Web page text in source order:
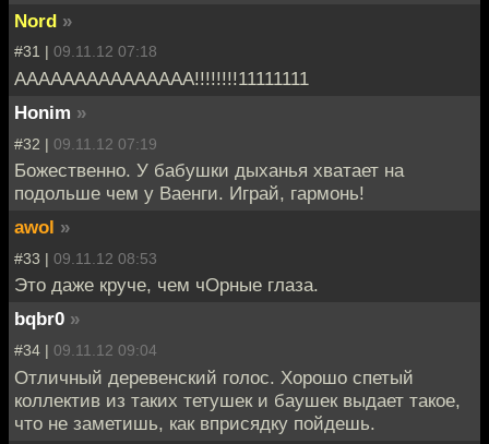
Nord »
#31 | 09.11.12 07:18
ААААААААААААААА!!!!!!!!11111111
Honim »
#32 | 09.11.12 07:19
Божественно. У бабушки дыханья хватает на
подольше чем у Ваенги. Играй, гармонь!
awol »
#33 | 09.11.12 08:53
Это даже круче, чем чОрные глаза.
bqbr0 »
#34 | 09.11.12 09:04
Отличный деревенский голос. Хорошо спетый
коллектив из таких тетушек и баушек выдает такое,
что не заметишь, как вприсядку пойдешь.